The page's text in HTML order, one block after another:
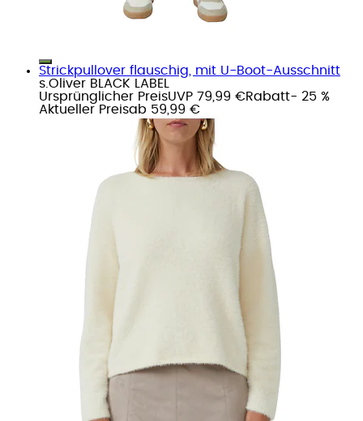
Strickpullover flauschig, mit U-Boot-Ausschnitt
s.Oliver BLACK LABEL
Ursprünglicher PreisUVP 79,99 €Rabatt- 25 %
Aktueller Preisab 59,99 €